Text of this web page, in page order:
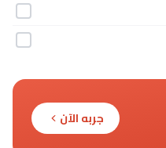
جربه الآن